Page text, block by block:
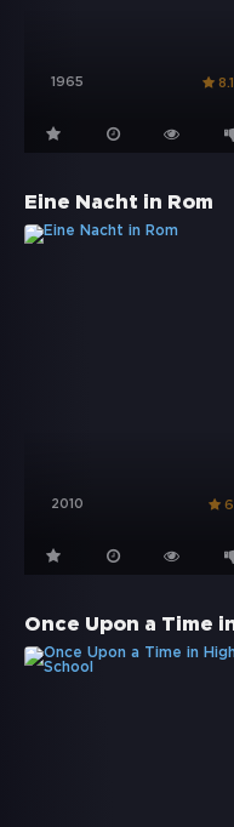
1965 8.1
Eine Nacht in Rom
2010 6